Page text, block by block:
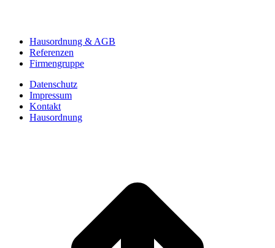
Hausordnung & AGB
Referenzen
Firmengruppe
Datenschutz
Impressum
Kontakt
Hausordnung